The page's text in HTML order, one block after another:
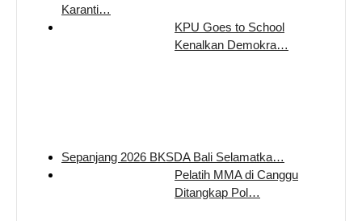
Karanti…
KPU Goes to School
Kenalkan Demokra…
Sepanjang 2026 BKSDA Bali Selamatka…
Pelatih MMA di Canggu
Ditangkap Pol…